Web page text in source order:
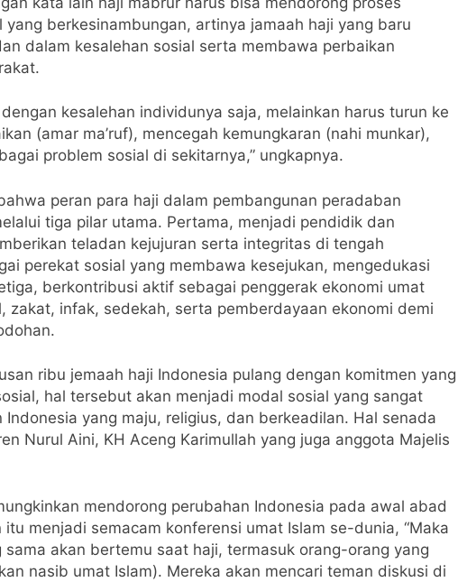
berkesinambungan, artinya jamaah haji yang baru
dalam kesalehan sosial serta membawa perbaikan
kesalehan individunya saja, melainkan harus turun ke
(amar ma’ruf), mencegah kemungkaran (nahi munkar),
problem sosial di sekitarnya,” ungkapnya.
peran para haji dalam pembangunan peradaban
tiga pilar utama. Pertama, menjadi pendidik dan
teladan kejujuran serta integritas di tengah
perekat sosial yang membawa kesejukan, mengedukasi
berkontribusi aktif sebagai penggerak ekonomi umat
zakat, infak, sedekah, serta pemberdayaan ekonomi demi
ribu jemaah haji Indonesia pulang dengan komitmen yang
hal tersebut akan menjadi modal sosial yang sangat
yang maju, religius, dan berkeadilan. Hal senada
Nurul Aini, KH Aceng Karimullah yang juga anggota Majelis
mendorong perubahan Indonesia pada awal abad
menjadi semacam konferensi umat Islam se-dunia, “Maka
akan bertemu saat haji, termasuk orang-orang yang
nasib umat Islam). Mereka akan mencari teman diskusi di